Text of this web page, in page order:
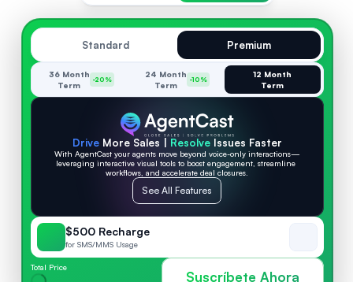
Standard Premium
36 Month
Term
-20%
24 Month
Term
-10%
12 Month
Term
$500 Recharge
for SMS/MMS Usage
Drive More Sales | Resolve Issues Faster
With AgentCast your agents move beyond voice-only interactions—
leveraging interactive visual tools to boost engagement, streamline
workflows, and accelerate deal closures.
See All Features
Total Price
Suscríbete Ahora